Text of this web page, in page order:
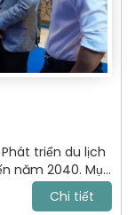
triển du lịch
năm 2040. Mục
chăm sóc sức
Nam Á và
Chi tiết